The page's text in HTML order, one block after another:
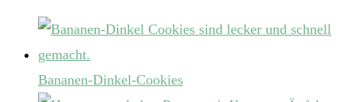
Bananen-Dinkel-Cookies